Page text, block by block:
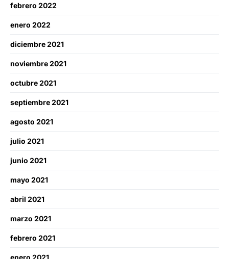
febrero 2022
enero 2022
diciembre 2021
noviembre 2021
octubre 2021
septiembre 2021
agosto 2021
julio 2021
junio 2021
mayo 2021
abril 2021
marzo 2021
febrero 2021
enero 2021